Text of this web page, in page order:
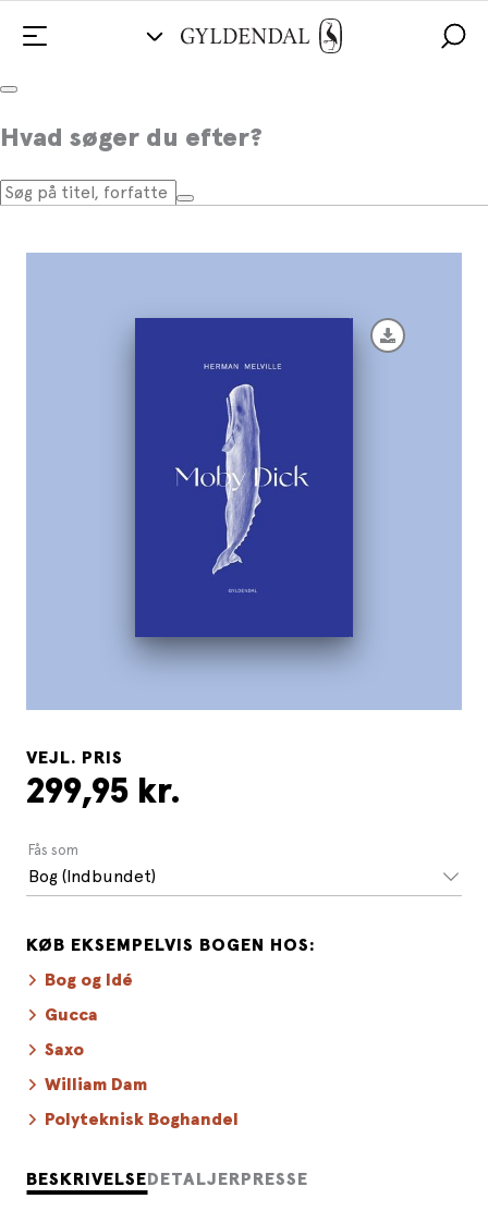
Hvad søger du efter?
Moby Dick
BESKRIVELSE DETALJER PRESSE
VEJL. PRIS
299,95 kr.
Fås som
Bog (Indbundet)
KØB EKSEMPELVIS BOGEN HOS:
Bog og Idé
Gucca
Saxo
William Dam
Polyteknisk Boghandel